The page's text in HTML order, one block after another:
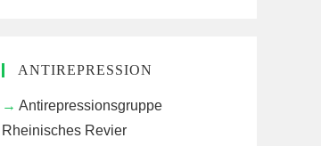
ANTIREPRESSION
Antirepressionsgruppe
Rheinisches Revier